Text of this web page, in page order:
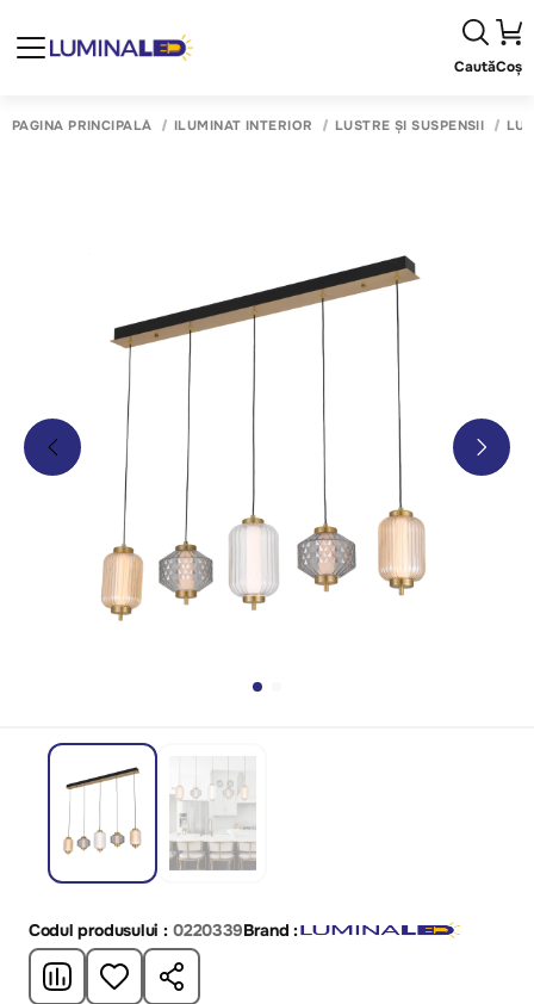
CautăCoș
PAGINA PRINCIPALĂ ILUMINAT INTERIOR LUSTRE ȘI SUSPENSII
Codul produsului : 0220339Brand :